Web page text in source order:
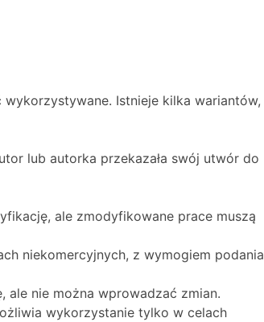
Istnieje kilka wariantów,
lub autorka przekazała swój utwór do
ale zmodyfikowane prace muszą
niekomercyjnych, z wymogiem podania
ale nie można wprowadzać zmian.
wykorzystanie tylko w celach